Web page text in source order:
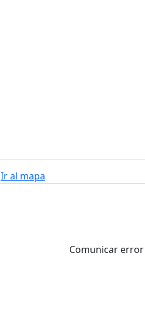
Ir al mapa
Comunicar error